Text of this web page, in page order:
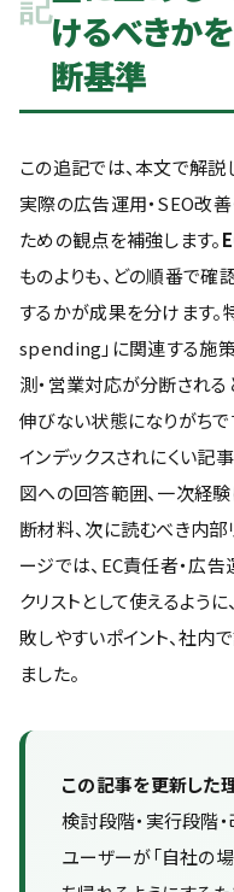
けるべきか
断基準
この追記では、本文で解説
実際の広告運用・SEO改
ための観点を補強します。
ものよりも、どの順番で確
するかが成果を分けます
spending」に関連する施策
測・営業対応が分断され
伸びない状態になりがちで
インデックスされにくい記
図への回答範囲、一次経
断材料、次に読むべき内部
ージでは、EC責任者・広
クリストとして使えるよう
敗しやすいポイント、社内
ました。
この記事を更新した
検討段階・実行段階
ユーザーが「自社の